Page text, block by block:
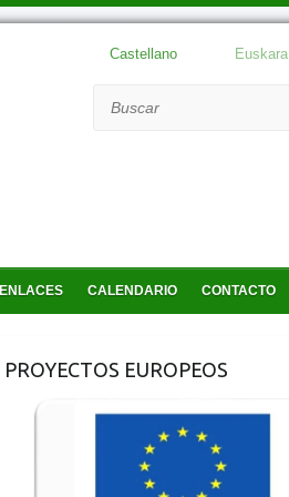
Castellano Euskara
ENLACES CALENDARIO CONTACTO
PROYECTOS EUROPEOS